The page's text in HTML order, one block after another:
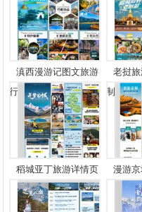
滇西漫游记图文旅游
行...
老挝
制...
稻城亚丁旅游详情页 漫游